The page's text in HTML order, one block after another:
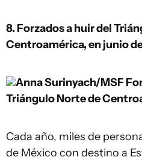
8. Forzados a huir del
Centroamérica, en junio
Anna Surinyach/MSF
Triángulo Norte de
Cada año, miles de
de México con destino a